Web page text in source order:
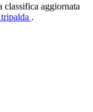
classifica aggiornata
.